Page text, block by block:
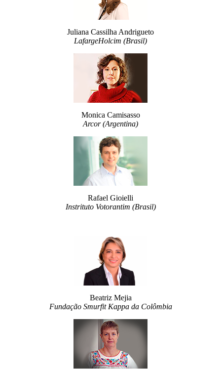
Juliana Cassilha Andrigueto
LafargeHolcim (Brasil)
Monica Camisasso
Arcor (Argentina)
Rafael Gioielli
Instrituto Votorantim (Brasil)
Beatriz Mejia
Fundação Smurfit Kappa da Colômbia